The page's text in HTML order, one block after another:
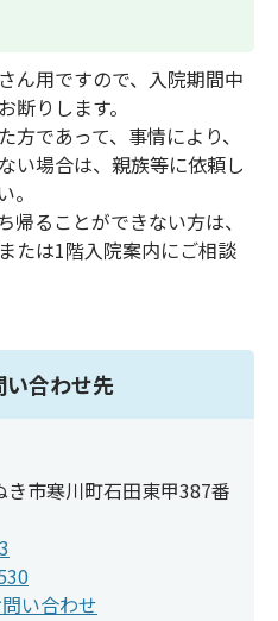
ん用ですので、入院期間中
断りします。
であって、事情により、
い場合は、親族等に依頼し
帰ることができない方は、
たは1階入院案内にご相談
い合わせ先
市寒川町石田東甲387番
い合わせ